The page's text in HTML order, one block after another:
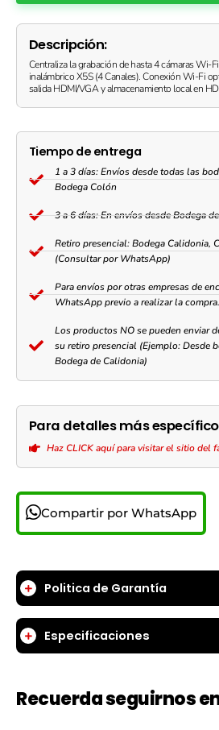
(CS-
X5S-
4W)
quantity
Descripción:
Centraliza la grabación de hasta 4 cámaras Wi-
inalámbrico X5S (4 Canales). Conexión Wi-Fi
salida HDMI/VGA y almacenamiento local en
Tiempo de entrega
1 a 3 días: Envíos desde todas las
Bodega Colón
3 a 6 días: En envíos desde Bodega
Retiro presencial: Bodega Calidonia,
(Consultar por WhatsApp)
Para envíos por otras empresas de
WhatsApp previo a realizar la
Los productos NO se pueden enviar
su retiro presencial (Ejemplo: Desde
Bodega de Calidonia)
Para detalles más
Haz CLICK aquí para visitar el sitio del
Compartir por WhatsApp
Politica de Garantía
Especificaciones
Recuerda seguirnos